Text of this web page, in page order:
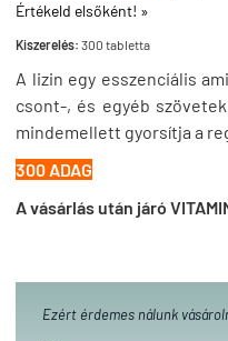
Értékeld elsőként! »
Kiszerelés: 300 tabletta
A lizin egy esszenciális
csont-, és egyéb
mindemellett gyorsítja a
300 ADAG
A vásárlás után járó
Ezért érdemes nálunk